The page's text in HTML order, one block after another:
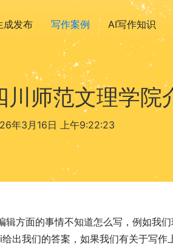
成发布 写作案例 AI写作知识
师范文理学院
年3月16日 上午9:22:23
辑方面的事情不知道怎么写，例如我
出我们的答案，如果我们有关于写作